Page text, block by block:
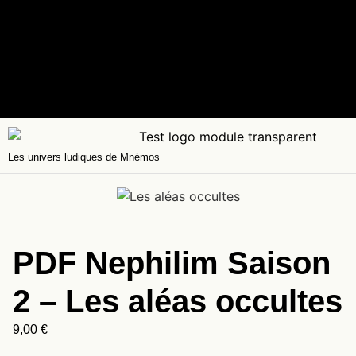
Les univers ludiques de Mnémos
PDF Nephilim Saison
2 – Les aléas occultes
9,00 €